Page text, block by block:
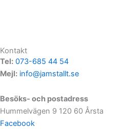
Kontakt
Tel: 073-685 44 54
Mejl: info@jamstallt.se
Besöks- och postadress
Hummelvägen 9 120 60 Årsta
Facebook